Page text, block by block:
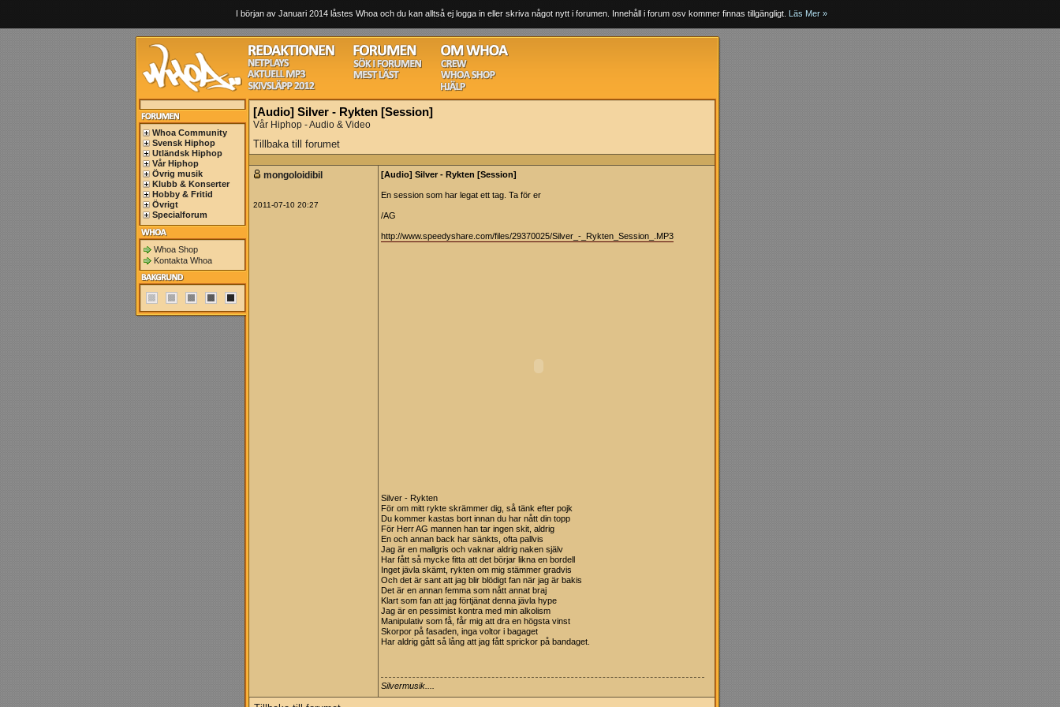
I början av Januari 2014 låstes Whoa och du kan alltså ej logga in eller skriva något nytt i forumen. Innehåll i forum osv kommer finnas tillgängligt. Läs Mer »
Whoa Community
Svensk Hiphop
Utländsk Hiphop
Vår Hiphop
Övrig musik
Klubb & Konserter
Hobby & Fritid
Övrigt
Specialforum
Whoa Shop
Kontakta Whoa
[Audio] Silver - Rykten [Session]
Vår Hiphop - Audio & Video
Tillbaka till forumet
mongoloidibil
2011-07-10 20:27
[Audio] Silver - Rykten [Session]
En session som har legat ett tag. Ta för er
/AG
http://www.speedyshare.com/files/29370025/Silver_-_Rykten_Session_.MP3
Silver - Rykten
För om mitt rykte skrämmer dig, så tänk efter pojk
Du kommer kastas bort innan du har nått din topp
För Herr AG mannen han tar ingen skit, aldrig
En och annan back har sänkts, ofta pallvis
Jag är en mallgris och vaknar aldrig naken själv
Har fått så mycke fitta att det börjar likna en bordell
Inget jävla skämt, rykten om mig stämmer gradvis
Och det är sant att jag blir blödigt fan när jag är bakis
Det är en annan femma som nått annat braj
Klart som fan att jag förtjänat denna jävla hype
Jag är en pessimist kontra med min alkolism
Manipulativ som få, får mig att dra en högsta vinst
Skorpor på fasaden, inga voltor i bagaget
Har aldrig gått så lång att jag fått sprickor på bandaget.
Silvermusik....